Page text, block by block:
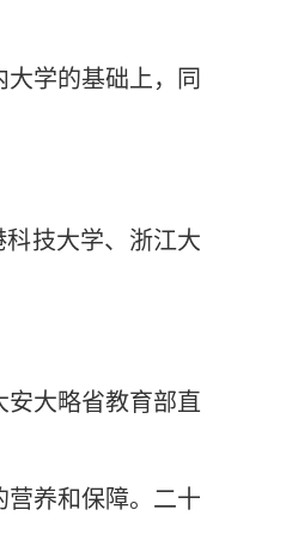
学的基础上，同
技大学、 浙江大
安大略省教育部直
养和保障。二十